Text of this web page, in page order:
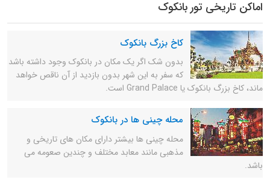
اماکن تاریخی تور بانکوک
کاخ بزرگ بانکوک
بدون شک اگر یک مکان در بانکوک وجود داشته باشد
که سفر به این شهر بدون بازدید از آن ناقص خواهد
ماند، کاخ بزرگ بانکوک یا Grand Palace است.
محله چینی ها در بانکوک
محله چینی ها بیشتر دارای مکان های تاریخی و
مذهبی مانند معابد مختلف و چندین صعومه می
باشد.